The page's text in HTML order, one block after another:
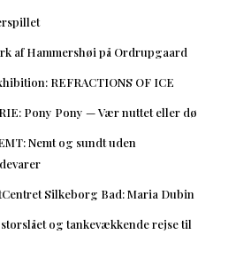
af Hammershøi på Ordrupgaard
REFRACTIONS OF ICE
Pony Pony — Vær nuttet eller dø
Nemt og sundt uden
Silkeborg Bad: Maria Dubin
storslået og tankevækkende rejse til